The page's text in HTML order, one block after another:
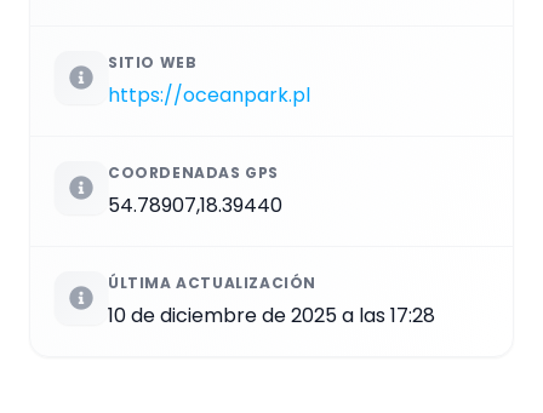
SITIO WEB
https://oceanpark.pl
COORDENADAS GPS
54.78907,18.39440
ÚLTIMA ACTUALIZACIÓN
10 de diciembre de 2025 a las 17:28